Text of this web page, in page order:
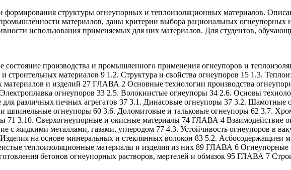
формирования структуры огнеупорных и теплоизоляционных материалов.
материалов, даны критерии выбора рациональных огнеупорных
использования применяемых для них материалов. Для студентов,
производства и промышленного применения огнеупоров и
материалов 9 1.2. Структура и свойства огнеупоров 15 1.3.
материалов и изделий 27 ГЛАВА 2 Основные технологии производства
огнеупоров 33 2.5. Волокнистые огнеупоры 34 2.6. Основы
различных печных агрегатов 37 3.1. Динасовые огнеупоры 37 3.2. Шамотные
шпинельные огнеупоры 60 3.6. Доломитовые и тальковые огнеупоры 62 3.7.
71 3.10. Сверхогнеупорные и окисные материалы 74 ГЛАВА 4 Взаимодействие
с жидкими металлами, газами, углеродом 77 4.3. Устойчивость огнеупоров в
на основе минеральных и стеклянных волокон 83 5.2. Асбосодержащиеи
теплоизоляционные материалы и изделия из них 89 ГЛАВА 6
бетонов огнеупорных растворов, мертелей и обмазок 95 ГЛАВА 7